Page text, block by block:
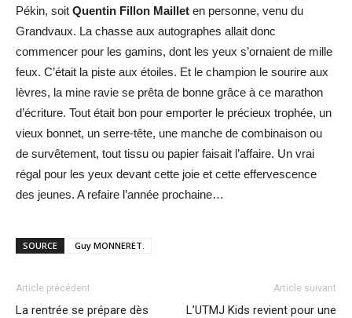
Pékin, soit Quentin Fillon Maillet en personne, venu du
Grandvaux. La chasse aux autographes allait donc
commencer pour les gamins, dont les yeux s’ornaient de mille
feux. C’était la piste aux étoiles. Et le champion le sourire aux
lèvres, la mine ravie se prêta de bonne grâce à ce marathon
d’écriture. Tout était bon pour emporter le précieux trophée, un
vieux bonnet, un serre-tête, une manche de combinaison ou
de survêtement, tout tissu ou papier faisait l’affaire. Un vrai
régal pour les yeux devant cette joie et cette effervescence
des jeunes. A refaire l’année prochaine…
SOURCE Guy MONNERET.
Article précédent
La rentrée se prépare dès
Article suivant
L’UTMJ Kids revient pour une